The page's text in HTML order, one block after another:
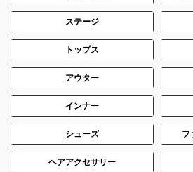
ステージ
トップス
アウター
インナー
シューズ フ
ヘアアクセサリー